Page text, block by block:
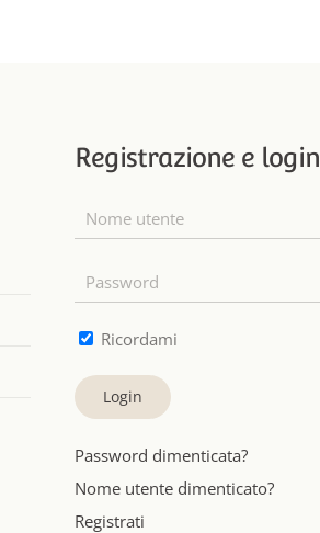
Registrazione e login
Ricordami
Login
Password dimenticata?
Nome utente dimenticato?
Registrati